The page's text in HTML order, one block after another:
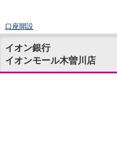
口座開設
ログイン
チャット
メニュー
商品・サービス
イオン銀行
イオンモール木曽川店